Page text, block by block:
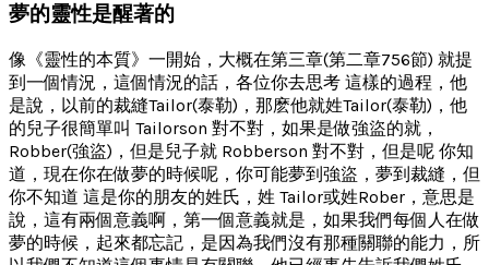
夢的靈性是醒著的
像《靈性的本質》一開始，大概在第三章(第二章756節) 就提
到一個情況，這個情況的話，各位你去思考 這樣的過程，他
是說，以前的裁縫Tailor(泰勒)，那麽他就姓Tailor(泰勒)，他
的兒子很簡單叫 Tailorson 對不對，如果是做強盜的就，
Robber(強盜)，但是兒子就 Robberson 對不對，但是呢 你知
道，現在你在做夢的時候呢，你可能夢到強盜，夢到裁縫，但
你不知道 這是你的朋友的姓氏，姓 Tailor或姓Rober，意思是
說，這有兩個意義啊，第一個意義就是，如果我們每個人在做
夢的時候，起來都忘記，是因為我們沒有那種關聯的能力，所